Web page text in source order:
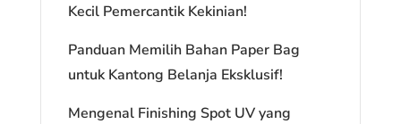
Kecil Pemercantik Kekinian!
Panduan Memilih Bahan Paper Bag
untuk Kantong Belanja Eksklusif!
Mengenal Finishing Spot UV yang